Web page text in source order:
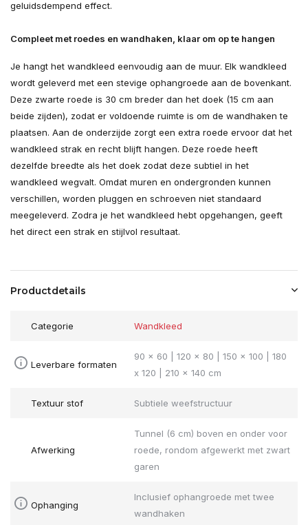
geluidsdempend effect.
Compleet met roedes en wandhaken, klaar om op te hangen
Je hangt het wandkleed eenvoudig aan de muur. Elk wandkleed
wordt geleverd met een stevige ophangroede aan de bovenkant.
Deze zwarte roede is 30 cm breder dan het doek (15 cm aan
beide zijden), zodat er voldoende ruimte is om de wandhaken te
plaatsen. Aan de onderzijde zorgt een extra roede ervoor dat het
wandkleed strak en recht blijft hangen. Deze roede heeft
dezelfde breedte als het doek zodat deze subtiel in het
wandkleed wegvalt. Omdat muren en ondergronden kunnen
verschillen, worden pluggen en schroeven niet standaard
meegeleverd. Zodra je het wandkleed hebt opgehangen, geeft
het direct een strak en stijlvol resultaat.
Productdetails
Categorie Wandkleed
Leverbare formaten
90 x 60 | 120 x 80 | 150 x 100 | 180
x 120 | 210 x 140 cm
Textuur stof Subtiele weefstructuur
Afwerking
Tunnel (6 cm) boven en onder voor
roede, rondom afgewerkt met zwart
garen
Ophanging
Inclusief ophangroede met twee
wandhaken